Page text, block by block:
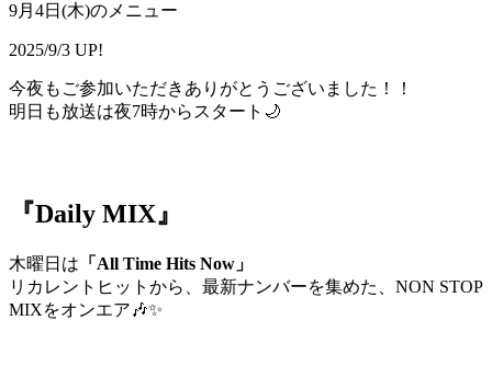
9月4日(木)のメニュー
2025/9/3 UP!
今夜もご参加いただきありがとうございました！！
明日も放送は夜7時からスタート🌙
『Daily MIX』
木曜日は 「All Time Hits Now」
リカレントヒットから、最新ナンバーを集めた、NON STOP
MIXをオンエア🎶✨